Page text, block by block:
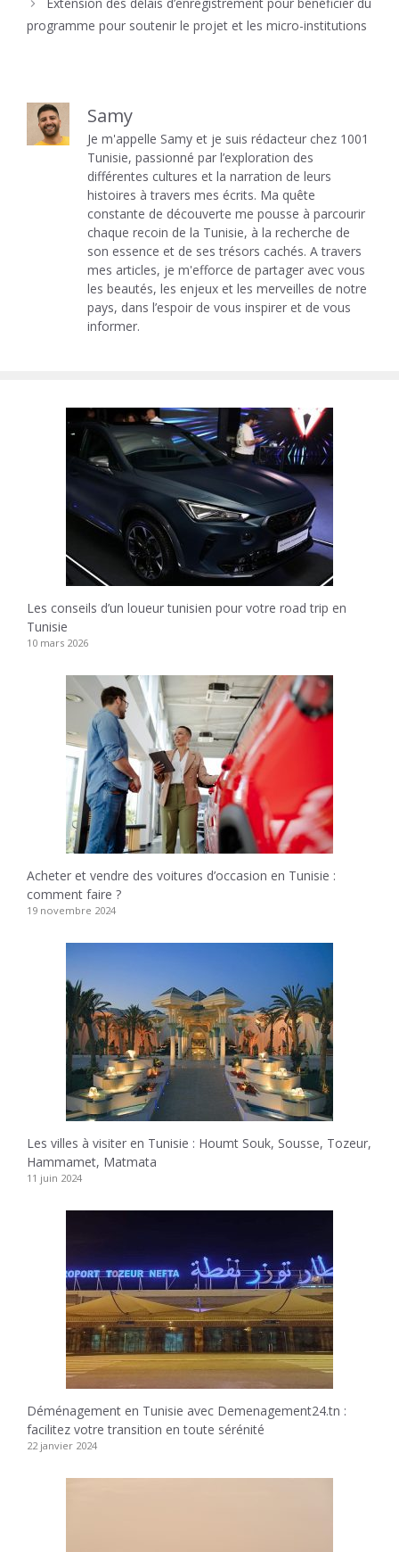
programme pour soutenir le projet et les micro-institutions
Samy
Je m'appelle Samy et je suis rédacteur chez 1001
Tunisie, passionné par l’exploration des
différentes cultures et la narration de leurs
histoires à travers mes écrits. Ma quête
constante de découverte me pousse à parcourir
chaque recoin de la Tunisie, à la recherche de
son essence et de ses trésors cachés. A travers
mes articles, je m'efforce de partager avec vous
les beautés, les enjeux et les merveilles de notre
pays, dans l’espoir de vous inspirer et de vous
informer.
Les conseils d’un loueur tunisien pour votre road trip en
Tunisie
10 mars 2026
Acheter et vendre des voitures d’occasion en Tunisie :
comment faire ?
19 novembre 2024
Les villes à visiter en Tunisie : Houmt Souk, Sousse, Tozeur,
Hammamet, Matmata
11 juin 2024
Déménagement en Tunisie avec Demenagement24.tn :
facilitez votre transition en toute sérénité
22 janvier 2024